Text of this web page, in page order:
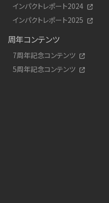
インパクトレポート2024
インパクトレポート2025
周年コンテンツ
7周年記念コンテンツ
5周年記念コンテンツ